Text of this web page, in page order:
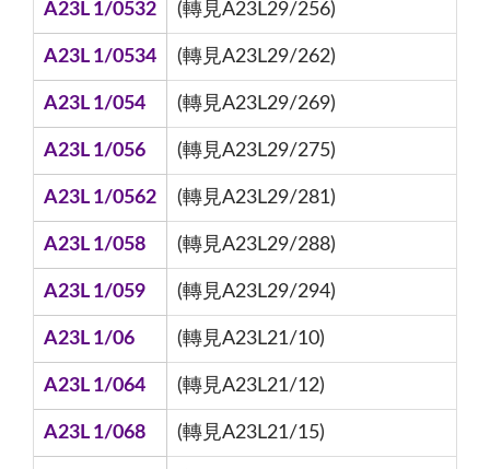
A23L 1/0532 (轉見A23L29/256)
A23L 1/0534 (轉見A23L29/262)
A23L 1/054 (轉見A23L29/269)
A23L 1/056 (轉見A23L29/275)
A23L 1/0562 (轉見A23L29/281)
A23L 1/058 (轉見A23L29/288)
A23L 1/059 (轉見A23L29/294)
A23L 1/06 (轉見A23L21/10)
A23L 1/064 (轉見A23L21/12)
A23L 1/068 (轉見A23L21/15)